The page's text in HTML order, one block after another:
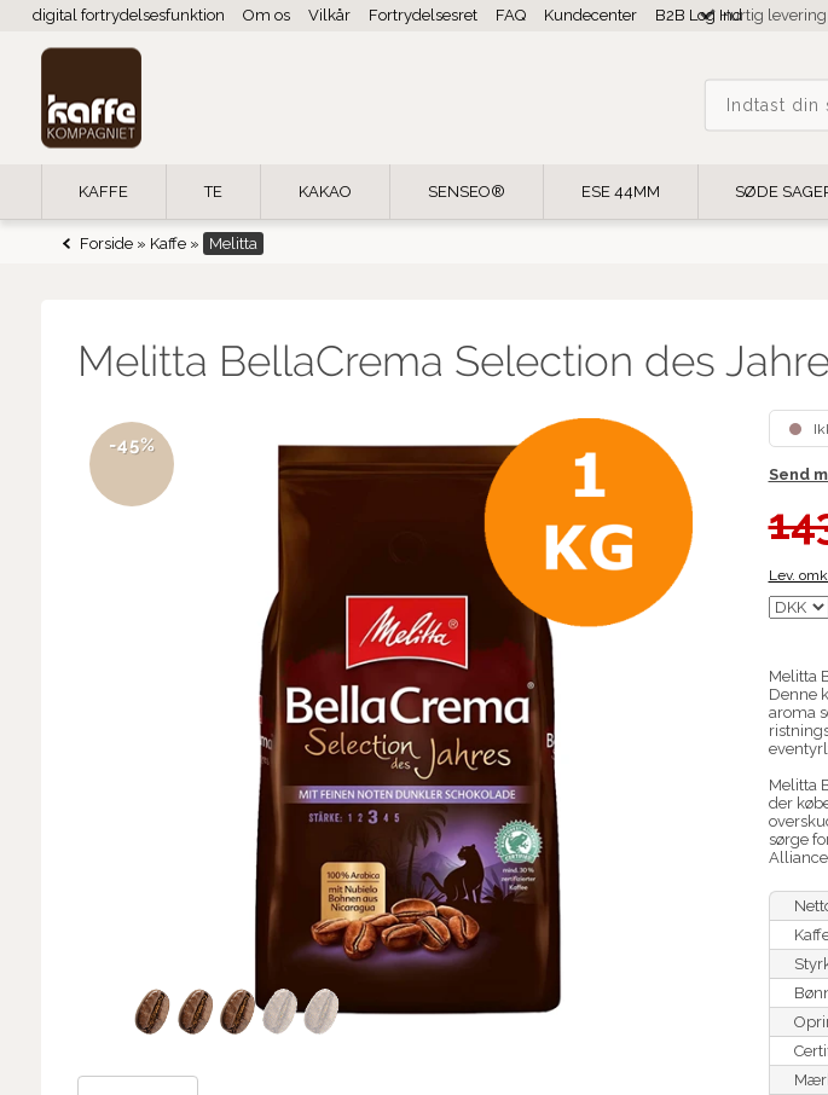
digital fortrydelsesfunktion Om os Vilkår Fortrydelsesret FAQ Kundecenter B2B Log IndHurtig
KAFFE TE KAKAO SENSEO® ESE 44MM SØDE
Forside» Kaffe» Melitta
Melitta BellaCrema Selection des
-45%
Send
Lev.
Melitta
Denne
aroma
Melitta
der
sørge